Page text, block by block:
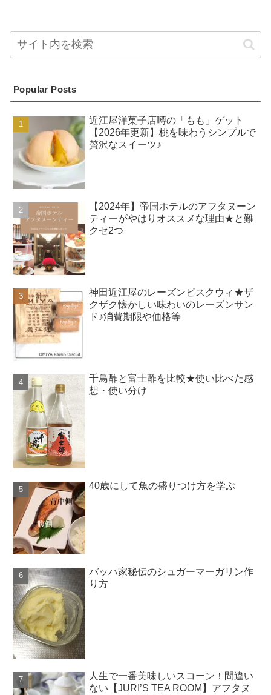
Popular Posts
近江屋洋菓子店噂の「もも」ゲット
【2026年更新】桃を味わうシンプルで
贅沢なスイーツ♪
【2024年】帝国ホテルのアフタヌーン
ティーがやはりオススメな理由★と難
クセ2つ
神田近江屋のレーズンビスクウィ★ザ
クザク懐かしい味わいのレーズンサン
ド♪消費期限や価格等
千鳥酢と富士酢を比較★使い比べた感
想・使い分け
40歳にして魚の盛りつけ方を学ぶ
バッハ家秘伝のシュガーマーガリン作
り方
人生で一番美味しいスコーン！間違い
ない【JURI’S TEA ROOM】アフタヌ